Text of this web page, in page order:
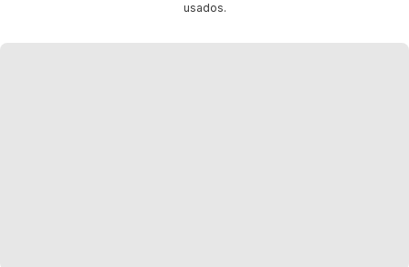
usados.